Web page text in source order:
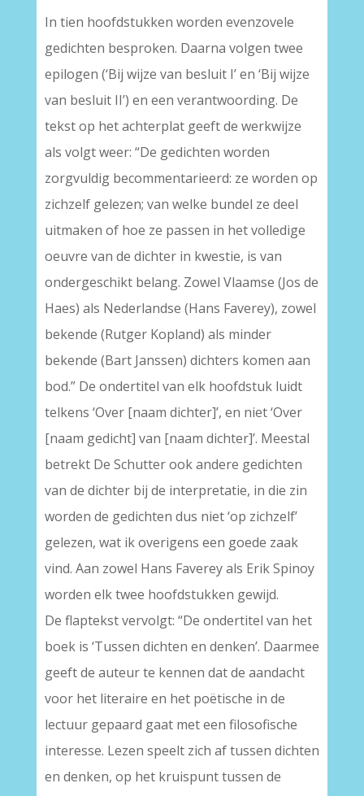
In tien hoofdstukken worden evenzovele
gedichten besproken. Daarna volgen twee
epilogen (‘Bij wijze van besluit I’ en ‘Bij wijze
van besluit II’) en een verantwoording. De
tekst op het achterplat geeft de werkwijze
als volgt weer: “De gedichten worden
zorgvuldig becommentarieerd: ze worden op
zichzelf gelezen; van welke bundel ze deel
uitmaken of hoe ze passen in het volledige
oeuvre van de dichter in kwestie, is van
ondergeschikt belang. Zowel Vlaamse (Jos de
Haes) als Nederlandse (Hans Faverey), zowel
bekende (Rutger Kopland) als minder
bekende (Bart Janssen) dichters komen aan
bod.” De ondertitel van elk hoofdstuk luidt
telkens ‘Over [naam dichter]’, en niet ‘Over
[naam gedicht] van [naam dichter]’. Meestal
betrekt De Schutter ook andere gedichten
van de dichter bij de interpretatie, in die zin
worden de gedichten dus niet ‘op zichzelf’
gelezen, wat ik overigens een goede zaak
vind. Aan zowel Hans Faverey als Erik Spinoy
worden elk twee hoofdstukken gewijd.
De flaptekst vervolgt: “De ondertitel van het
boek is ‘Tussen dichten en denken’. Daarmee
geeft de auteur te kennen dat de aandacht
voor het literaire en het poëtische in de
lectuur gepaard gaat met een filosofische
interesse. Lezen speelt zich af tussen dichten
en denken, op het kruispunt tussen de